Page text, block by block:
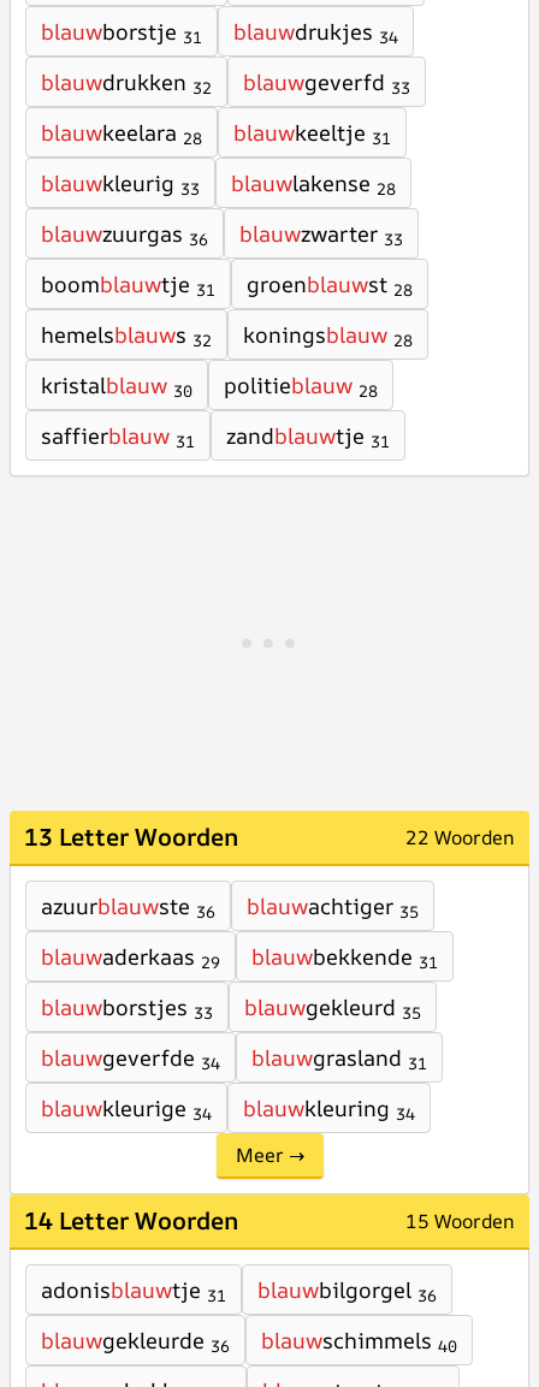
blauwborstje 31 blauwdrukjes 34
blauwdrukken 32 blauwgeverfd 33
blauwkeelara 28 blauwkeeltje 31
blauwkleurig 33 blauwlakense 28
blauwzuurgas 36 blauwzwarter 33
boomblauwtje 31 groenblauwst 28
hemelsblauws 32 koningsblauw 28
kristalblauw 30 politieblauw 28
saffierblauw 31 zandblauwtje 31
13 Letter Woorden 22 Woorden
azuurblauwste 36 blauwachtiger 35
blauwaderkaas 29 blauwbekkende 31
blauwborstjes 33 blauwgekleurd 35
blauwgeverfde 34 blauwgrasland 31
blauwkleurige 34 blauwkleuring 34
Meer →
14 Letter Woorden 15 Woorden
adonisblauwtje 31 blauwbilgorgel 36
blauwgekleurde 36 blauwschimmels 40